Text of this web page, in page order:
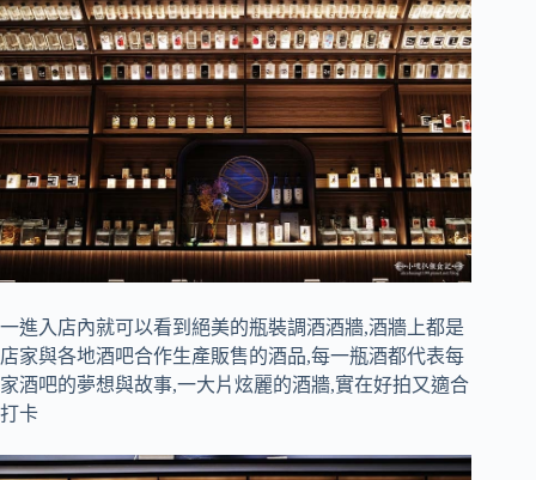
一進入店內就可以看到絕美的瓶裝調酒酒牆,酒牆上都是
店家與各地酒吧合作生產販售的酒品,每一瓶酒都代表每
家酒吧的夢想與故事,一大片炫麗的酒牆,實在好拍又適合
打卡